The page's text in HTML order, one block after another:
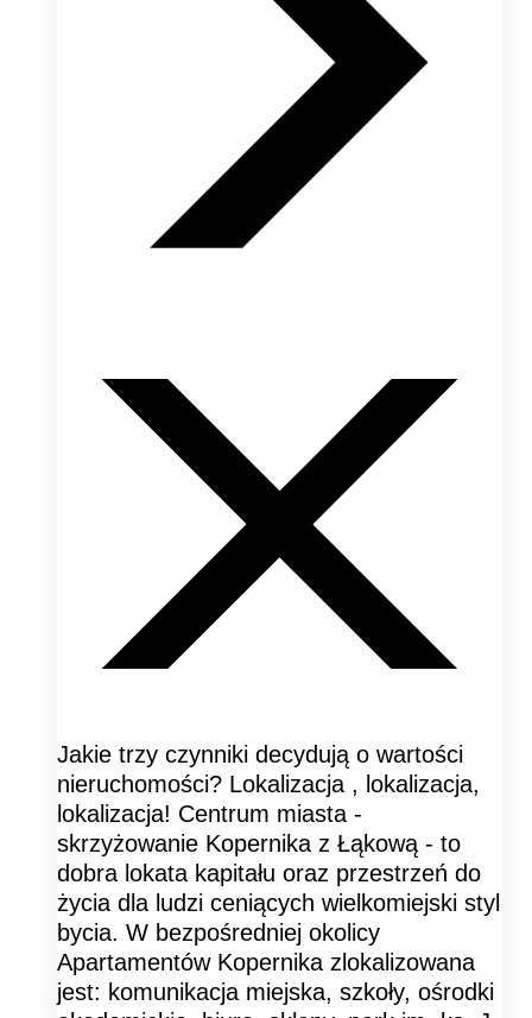
Jakie trzy czynniki decydują o wartości
nieruchomości? Lokalizacja , lokalizacja,
lokalizacja! Centrum miasta -
skrzyżowanie Kopernika z Łąkową - to
dobra lokata kapitału oraz przestrzeń do
życia dla ludzi ceniących wielkomiejski styl
bycia. W bezpośredniej okolicy
Apartamentów Kopernika zlokalizowana
jest: komunikacja miejska, szkoły, ośrodki